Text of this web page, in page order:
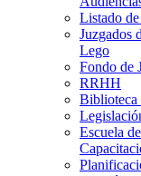
Listado
Juzgados
Lego
Fondo de
RRHH
Biblioteca
Escuela de